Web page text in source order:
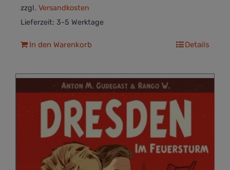
zzgl. Versandkosten
Lieferzeit: 3-5 Werktage
In den Warenkorb Details